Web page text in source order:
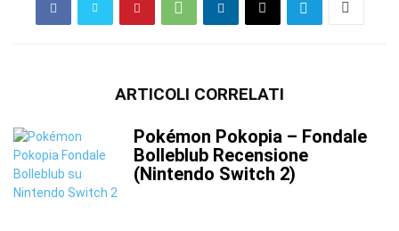
ARTICOLI CORRELATI
Pokémon Pokopia – Fondale
Bolleblub Recensione
(Nintendo Switch 2)